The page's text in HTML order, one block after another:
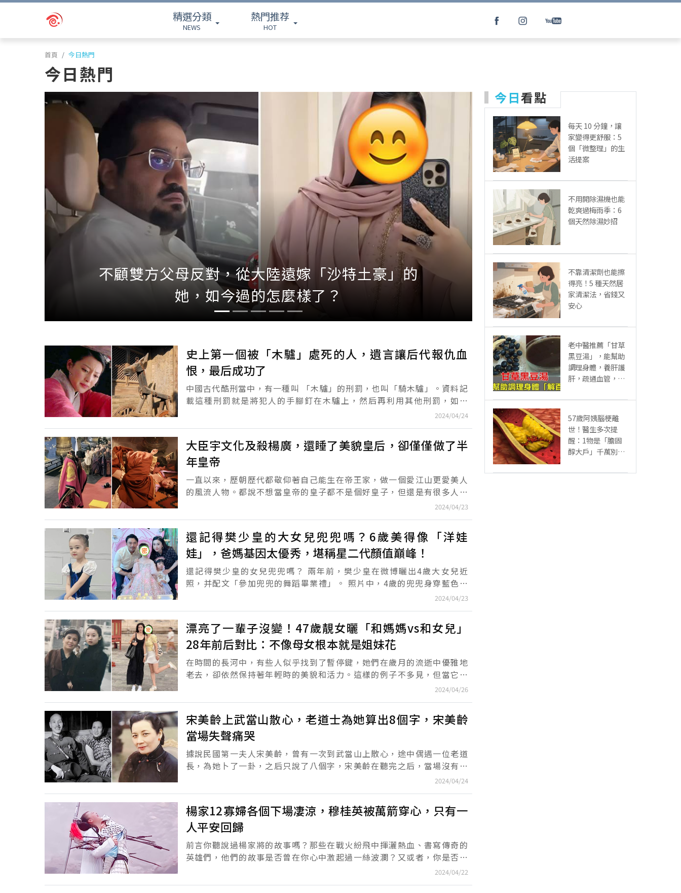
精選分類
NEWS
熱門推荐
HOT
首頁 今日熱門
今日熱門
捷運撞到「出糗大哥」，女生本想上前好心提
醒，得知真相後：還好沒問，差點出糗的就是我
自己！
史上第一個被「木驢」處死的人，遺言讓后代報仇血
恨，最后成功了
中國古代酷刑當中，有一種叫 「木驢」的刑罰，也叫「騎木驢」。資料記
載這種刑罰就是將犯人的手腳釘在木驢上，然后再利用其他刑罰，如凌
遲、磔刑（把肢體分裂）等，將犯人折磨致死，聽起來是不是毛骨悚然
2024/04/24
大臣宇文化及殺楊廣，還睡了美貌皇后，卻僅僅做了半
年皇帝
一直以來，歷朝歷代都敬仰著自己能生在帝王家，做一個愛江山更愛美人
的風流人物。都說不想當皇帝的皇子都不是個好皇子，但還是有很多人，
盡管自己不是皇子，但依舊想要登上寶座，享人間富貴。所以就有了「竊
2024/04/23
還記得樊少皇的大女兒兜兜嗎？6歲美得像「洋娃
娃」，爸媽基因太優秀，堪稱星二代顏值巔峰！
還記得樊少皇的女兒兜兜嗎？ 兩年前，樊少皇在微博曬出4歲大女兒近
照，并配文「參加兜兜的舞蹈畢業禮」。 照片中，4歲的兜兜身穿藍色公
主裙，梳著丸子頭，臉上貼著亮片，可愛極了！ （這是迪士尼公主...2024/04/23
漂亮了一輩子沒變！47歲靚女曬「和媽媽vs和女兒」
28年前后對比：不像母女根本就是姐妹花
在時間的長河中，有些人似乎找到了暫停鍵，她們在歲月的流逝中優雅地
老去，卻依然保持著年輕時的美貌和活力。這樣的例子不多見，但當它們
出現時，總會令人驚嘆不已。今天，我們就來講述一位女士，她在47歲時
2024/04/26
宋美齡上武當山散心，老道士為她算出8個字，宋美齡
當場失聲痛哭
據說民國第一夫人宋美齡，曾有一次到武當山上散心，途中偶遇一位老道
長，為她卜了一卦，之后只說了八個字，宋美齡在聽完之后，當場沒有控
2024/04/24
楊家12寡婦各個下場凄涼，穆桂英被萬箭穿心，只有一
人平安回歸
前言你聽說過楊家將的故事嗎？那些在戰火紛飛中揮灑熱血、書寫傳奇的
英雄們，他們的故事是否曾在你心中激起過一絲波瀾？又或者，你是否曾
經對那些身披戰甲、馳騁沙場的女子們感到過一絲敬畏與好奇？這些楊家
2024/04/22
家變得更舒服：5
不用開除濕機也能
乾爽過梅雨季：6
不靠清潔劑也能擦
老中醫推薦「甘草
黑豆湯」，能幫助
三高，做法很簡單
57歲阿姨腦梗離
世！醫生多次提
吃，後悔就晚了